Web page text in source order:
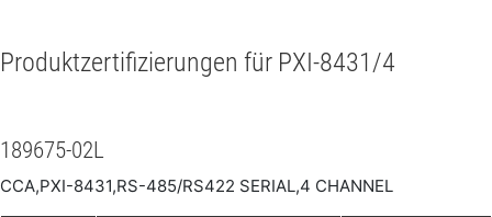
Produktzertifizierungen für PXI-8431/4
189675-02L
CCA,PXI-8431,RS-485/RS422 SERIAL,4 CHANNEL